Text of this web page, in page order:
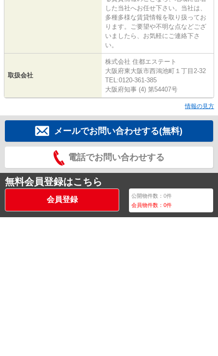
した当社へお任せ下さい。当社は、
多種多様な賃貸情報を取り扱ってお
ります。ご要望や不明な点などござ
いましたら、お気軽にご連絡下さ
い。
取扱会社
株式会社 住都エステート
大阪府東大阪市西鴻池町１丁目2-32
TEL:0120-361-385
大阪府知事 (4) 第54407号
情報の見方
メールでお問い合わせする(無料)
電話でお問い合わせする
無料会員登録はこちら
会員登録 公開物件数：0件
会員物件数：0件